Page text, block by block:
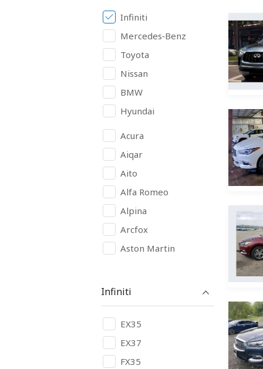
Infiniti
Mercedes-Benz
Toyota
Nissan
BMW
Hyundai
Acura
Aiqar
Aito
Alfa Romeo
Alpina
Arcfox
Aston Martin
Avatr
BAIC
BAW
Bentley
Bugatti
Infiniti
EX35
EX37
FX35